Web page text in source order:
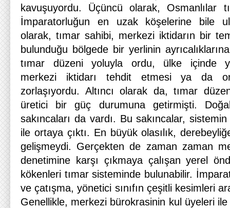
kavuşuyordu. Üçüncü olarak, Osmanlılar
İmparatorluğun en uzak köşelerine bile
olarak, tımar sahibi, merkezi iktidarın bir
bulunduğu bölgede bir yerlinin
tımar düzeni yoluyla ordu, ülke içinde
merkezi iktidarı tehdit etmesi ya da
zorlaşıyordu. Altıncı olarak da, tımar
üretici bir güç durumuna getirmişti.
sakıncaları da vardı. Bu sakıncalar,
ile ortaya çıktı. En büyük olasılık,
gelişmeydi. Gerçekten de zaman zaman
denetimine karşı çıkmaya çalışan yerel
kökenleri tımar sisteminde bulunabilir.
ve çatışma, yönetici sınıfın çeşitli kesimleri
Genellikle, merkezi bürokrasinin kul üyeleri ile